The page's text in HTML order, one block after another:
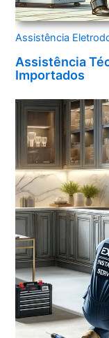
Assistência
Assistência
Importados